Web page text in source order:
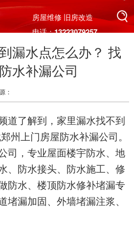
搜索
搜索
房屋维修 旧房改造
电话：13223079257
漏水点怎么办？ 找
水补漏公司
：
道了解到，家里漏水找不到
州上门房屋防水补漏公司。
司，专业屋面楼宇防水、地
、防水接头、防水施工、修
防水、楼顶防水修补堵漏专
堵漏加固、外墙堵漏注浆、